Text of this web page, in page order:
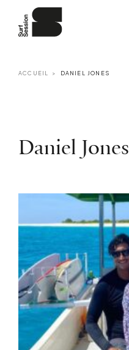
ACCUEIL DANIEL JONES
Daniel Jones